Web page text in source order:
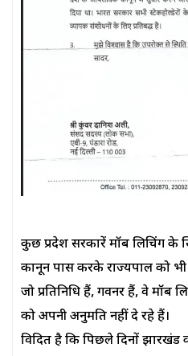
कुछ प्रदेश सरकारें मॉब लिचिंग के
कानून पास करके राज्यपाल को
जो प्रतिनिधि हैं, गवर्नर हैं, वे
को अपनी अनुमति नहीं दे रहे हैं।
विदित है कि पिछले दिनों झारखंड